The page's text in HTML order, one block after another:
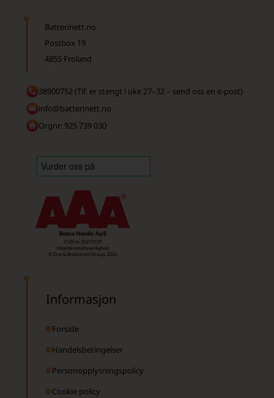
Batterinett.no
Postbox 19
4855 Froland
38900752 (Tlf. er stengt i uke 27–32 – send oss en e-post)
info@batterinett.no
Orgnr: 925 739 030
Informasjon
Forside
Handelsbetingelser
Personopplysningspolicy
Cookie policy